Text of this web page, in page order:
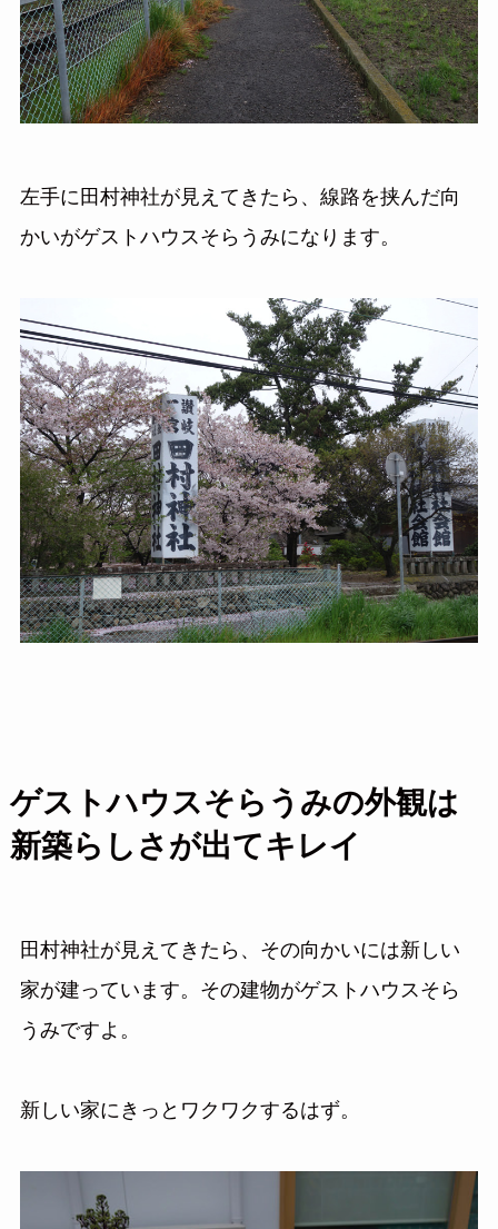
左手に田村神社が見えてきたら、線路を挟んだ向
かいがゲストハウスそらうみになります。
ゲストハウスそらうみの外観は
新築らしさが出てキレイ
田村神社が見えてきたら、その向かいには新しい
家が建っています。その建物がゲストハウスそら
うみですよ。
新しい家にきっとワクワクするはず。